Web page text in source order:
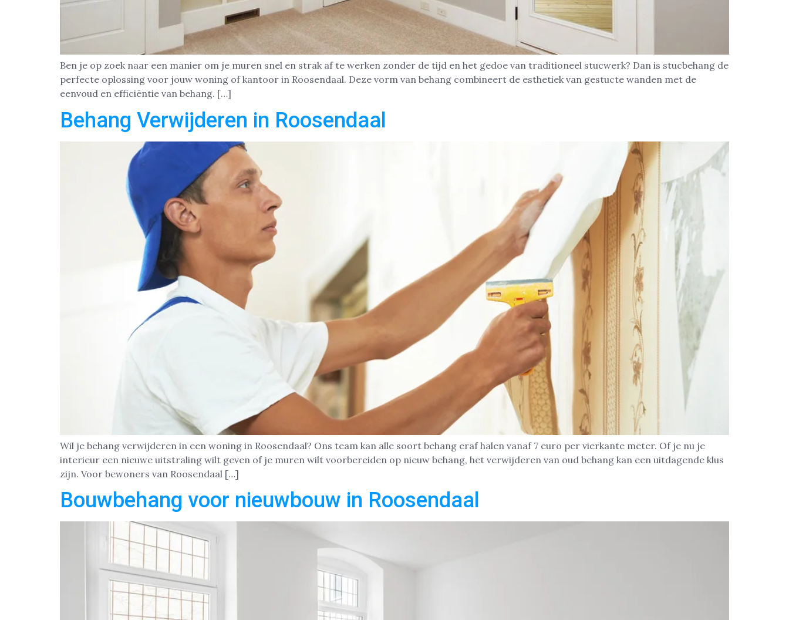
Ben je op zoek naar een manier om je muren snel en strak af te werken zonder de tijd en het gedoe van traditioneel stucwerk? Dan is stucbehang de
perfecte oplossing voor jouw woning of kantoor in Roosendaal. Deze vorm van behang combineert de esthetiek van gestucte wanden met de
eenvoud en efficiëntie van behang. […]
Behang Verwijderen in Roosendaal
Wil je behang verwijderen in een woning in Roosendaal? Ons team kan alle soort behang eraf halen vanaf 7 euro per vierkante meter. Of je nu je
interieur een nieuwe uitstraling wilt geven of je muren wilt voorbereiden op nieuw behang, het verwijderen van oud behang kan een uitdagende klus
zijn. Voor bewoners van Roosendaal […]
Bouwbehang voor nieuwbouw in Roosendaal